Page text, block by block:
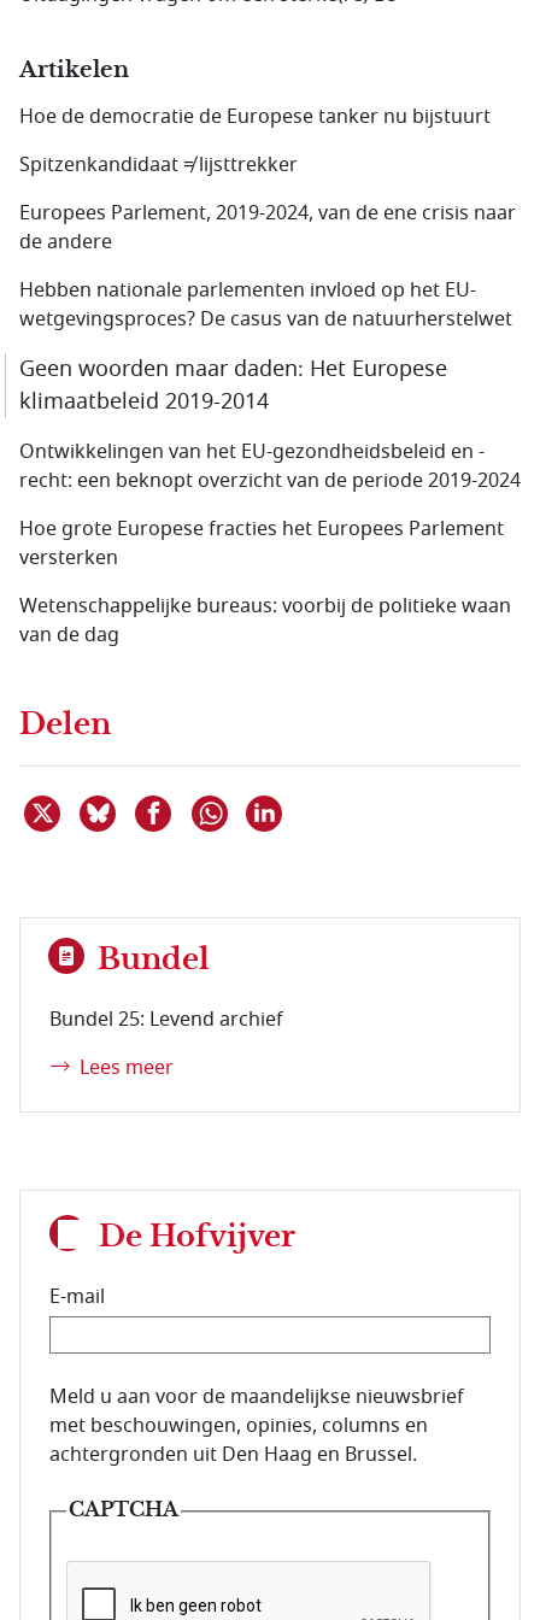
Artikelen
Hoe de democratie de Europese tanker nu bijstuurt
Spitzenkandidaat ≠ lijsttrekker
Europees Parlement, 2019-2024, van de ene crisis naar
de andere
Hebben nationale parlementen invloed op het EU-
wetgevings­proces? De casus van de natuur­herstelwet
Geen woorden maar daden: Het Europese
klimaatbeleid 2019-2014
Ontwikkelingen van het EU-gezondheidsbeleid en -
recht: een beknopt overzicht van de periode 2019-2024
Hoe grote Europese fracties het Europees Parlement
versterken
Wetenschappelijke bureaus: voorbij de politieke waan
van de dag
Delen
Deel dit item op X
Deel dit item op Bluesky
Deel dit item op Facebook
Delen via WhatsApp
Bundel
Bundel 25: Levend archief
Lees meer
De Hofvijver
E-mail
E-mailadres van de abonnee.
Meld u aan voor de maandelijkse nieuwsbrief
met beschouwingen, opinies, columns en
achtergronden uit Den Haag en Brussel.
CAPTCHA